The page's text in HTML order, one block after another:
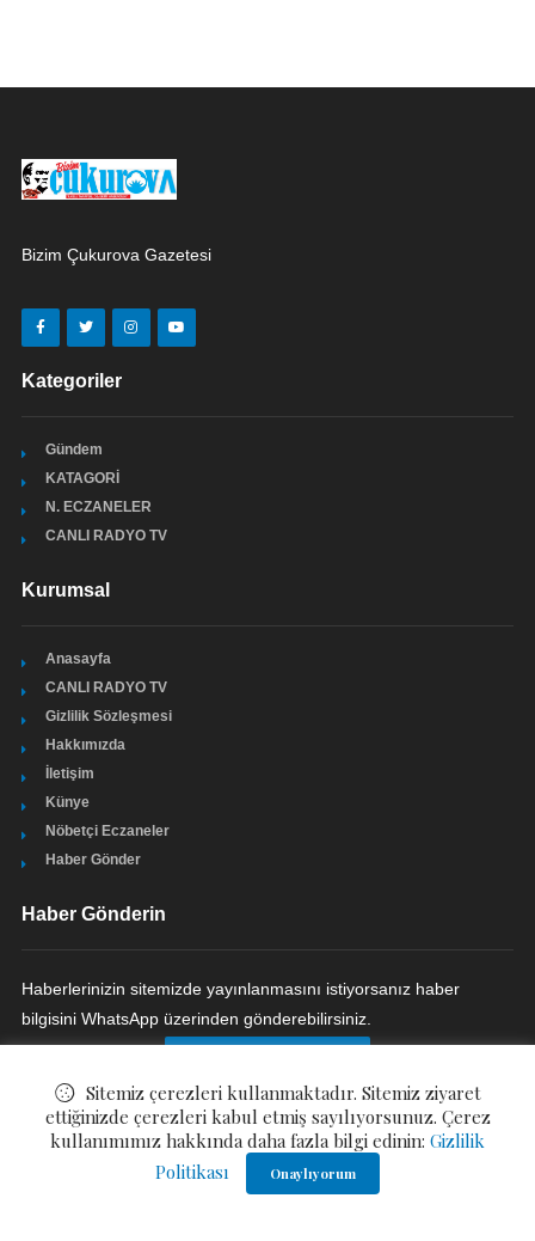
Bizim Çukurova Gazetesi
Kategoriler
Gündem
KATAGORİ
N. ECZANELER
CANLI RADYO TV
Kurumsal
Anasayfa
CANLI RADYO TV
Gizlilik Sözleşmesi
Hakkımızda
İletişim
Künye
Nöbetçi Eczaneler
Haber Gönder
Haber Gönderin
Haberlerinizin sitemizde yayınlanmasını istiyorsanız haber
bilgisini WhatsApp üzerinden gönderebilirsiniz.
Bizim Çukurova Gazetesi. All Rights Reserved.
Sitemiz çerezleri kullanmaktadır. Sitemiz ziyaret
ettiğinizde çerezleri kabul etmiş sayılıyorsunuz. Çerez
kullanımımız hakkında daha fazla bilgi edinin: Gizlilik
Politikası
Onaylıyorum